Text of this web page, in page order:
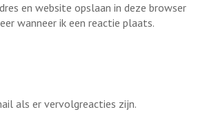
en website opslaan in deze browser
wanneer ik een reactie plaats.
als er vervolgreacties zijn.